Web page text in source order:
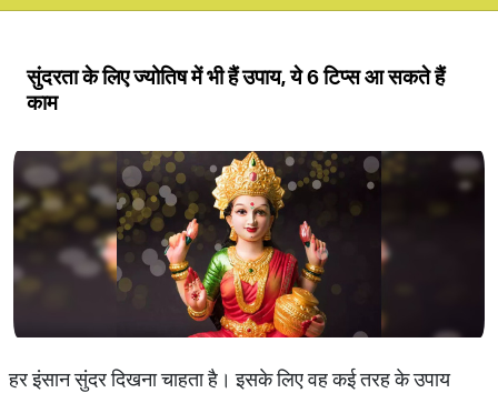
सुंदरता के लिए ज्‍योतिष में भी हैं उपाय, ये 6 टिप्‍स आ सकते हैं
काम
हर इंसान सुंदर दिखना चाहता है। इसके लिए वह कई तरह के उपाय